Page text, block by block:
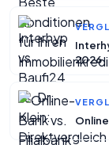
2026